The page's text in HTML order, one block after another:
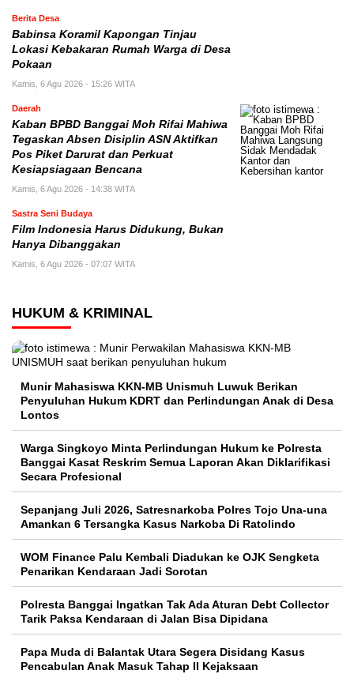
Berita Desa
Babinsa Koramil Kapongan Tinjau
Lokasi Kebakaran Rumah Warga di Desa
Pokaan
Kamis, 6 Agu 2026 - 15:26 WITA
Daerah
Kaban BPBD Banggai Moh Rifai Mahiwa
Tegaskan Absen Disiplin ASN Aktifkan
Pos Piket Darurat dan Perkuat
Kesiapsiagaan Bencana
Kamis, 6 Agu 2026 - 14:38 WITA
Sastra Seni Budaya
Film Indonesia Harus Didukung, Bukan
Hanya Dibanggakan
Kamis, 6 Agu 2026 - 07:07 WITA
HUKUM & KRIMINAL
Munir Mahasiswa KKN-MB Unismuh Luwuk Berikan
Penyuluhan Hukum KDRT dan Perlindungan Anak di Desa
Lontos
Warga Singkoyo Minta Perlindungan Hukum ke Polresta
Banggai Kasat Reskrim Semua Laporan Akan Diklarifikasi
Secara Profesional
Sepanjang Juli 2026, Satresnarkoba Polres Tojo Una-una
Amankan 6 Tersangka Kasus Narkoba Di Ratolindo
WOM Finance Palu Kembali Diadukan ke OJK Sengketa
Penarikan Kendaraan Jadi Sorotan
Polresta Banggai Ingatkan Tak Ada Aturan Debt Collector
Tarik Paksa Kendaraan di Jalan Bisa Dipidana
Papa Muda di Balantak Utara Segera Disidang Kasus
Pencabulan Anak Masuk Tahap II Kejaksaan